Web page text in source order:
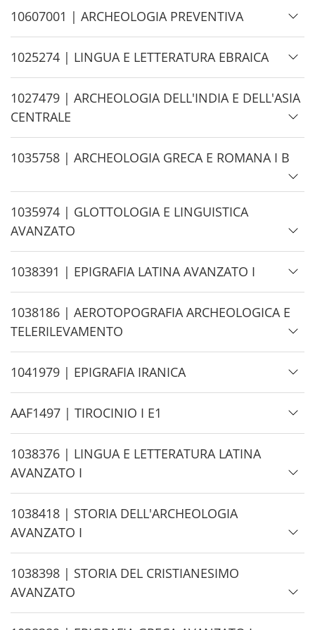
e
H
i
d
e
10607001 | ARCHEOLOGIA PREVENTIVA
H
i
d
e
1025274 | LINGUA E LETTERATURA EBRAICA
H
i
d
e
1027479 | ARCHEOLOGIA DELL'INDIA E DELL'ASIA
CENTRALE
H
d
e
1035758 | ARCHEOLOGIA GRECA E ROMANA I B
H
i
d
e
1035974 | GLOTTOLOGIA E LINGUISTICA
AVANZATO
H
i
d
e
1038391 | EPIGRAFIA LATINA AVANZATO I
H
i
d
e
1038186 | AEROTOPOGRAFIA ARCHEOLOGICA E
TELERILEVAMENTO
H
i
d
e
1041979 | EPIGRAFIA IRANICA
H
i
d
e
AAF1497 | TIROCINIO I E1
H
i
d
e
1038376 | LINGUA E LETTERATURA LATINA
AVANZATO I
H
i
d
e
1038418 | STORIA DELL'ARCHEOLOGIA
AVANZATO I
H
i
d
1038398 | STORIA DEL CRISTIANESIMO
AVANZATO